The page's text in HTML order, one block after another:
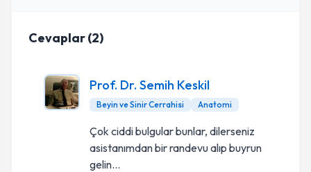
Cevaplar(2)
Prof. Dr. Semih Keskil
Beyin ve Sinir Cerrahisi Anatomi
Çok ciddi bulgular bunlar, dilerseniz
asistanımdan bir randevu alıp buyrun
gelin...